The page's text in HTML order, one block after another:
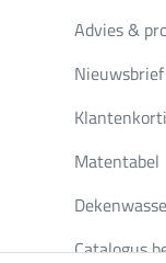
Advies &
Nieuwsbrief
Matentabel
Catalogus